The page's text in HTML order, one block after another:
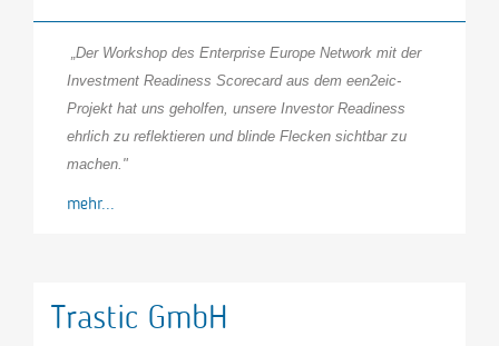
„Der Workshop des Enterprise Europe Network mit der
Investment Readiness Scorecard aus dem een2eic-
Projekt hat uns geholfen, unsere Investor Readiness
ehrlich zu reflektieren und blinde Flecken sichtbar zu
machen."
mehr...
Trastic GmbH